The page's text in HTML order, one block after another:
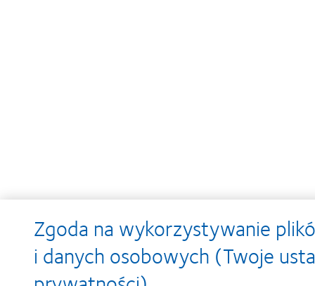
Zgoda na wykorzystywanie
i danych osobowych (Twoje